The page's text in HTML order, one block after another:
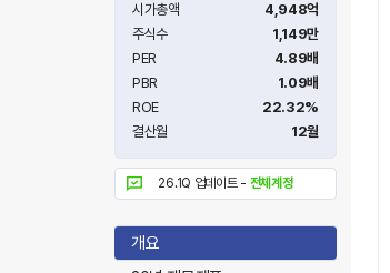
시가총액
4,948억
주식수
1,149만
PER
4.89배
PBR
1.09배
ROE
22.32%
결산월
12월
26.1Q 업데이트 - 전체계정
개요